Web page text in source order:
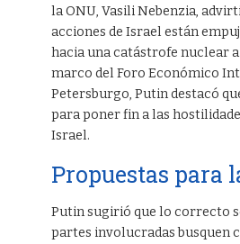
la ONU, Vasili Nebenzia,
acciones de Israel están
hacia una catástrofe nuclear
marco del Foro Económico
Petersburgo, Putin destacó
para poner fin a las
Israel.
Propuestas para
Putin sugirió que lo correcto
partes involucradas busquen